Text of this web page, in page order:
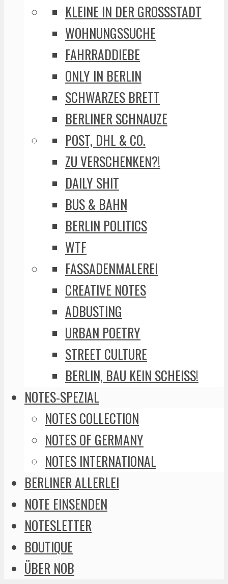
KLEINE IN DER GROSSSTADT
WOHNUNGSSUCHE
FAHRRADDIEBE
ONLY IN BERLIN
SCHWARZES BRETT
BERLINER SCHNAUZE
POST, DHL & CO.
ZU VERSCHENKEN?!
DAILY SHIT
BUS & BAHN
BERLIN POLITICS
WTF
FASSADENMALEREI
CREATIVE NOTES
ADBUSTING
URBAN POETRY
STREET CULTURE
BERLIN, BAU KEIN SCHEISS!
NOTES-SPEZIAL
NOTES COLLECTION
NOTES OF GERMANY
NOTES INTERNATIONAL
BERLINER ALLERLEI
NOTE EINSENDEN
NOTESLETTER
BOUTIQUE
ÜBER NOB